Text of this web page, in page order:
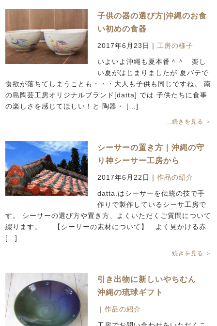
子供の器の選び方|沖縄のお食
い初めの食器
2017年6月23日 ｜ 工房の様子
いよいよ沖縄も夏本番＾＾ 楽し
い夏がはじまりましたが 夏バテで
食欲が落ちてしまうことも・・・大人も子供も同じですね。 南
の島陶芸工房オリジナルブランド[datta] では 子供たちに食事
の楽しさを感じてほしい！と 陶器・ […]
...続きを見る ＞
シーサーの置き方｜沖縄の守
り神シーサー工房から
2017年6月22日 ｜作品の紹介
datta.はシーサーを伝統の技で手
作りで製作しているシーサ工房で
す。 シーサーの選び方や置き方、よくいただくご質問について
綴ります。 【シーサーの素材について】 よく見かける赤
[…]
...続きを見る ＞
引き出物に新しいやちむん
沖縄の琉球ギフト
｜作品の紹介